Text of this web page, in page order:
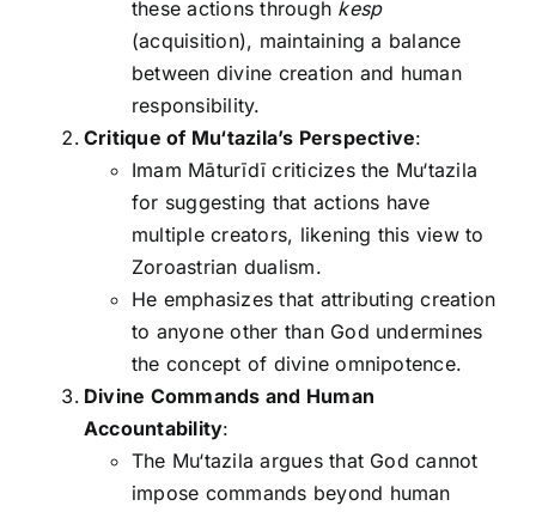
these actions through kesp
(acquisition), maintaining a balance
between divine creation and human
responsibility.
Critique of Mu‘tazila’s Perspective:
Imam Māturīdī criticizes the Mu‘tazila
for suggesting that actions have
multiple creators, likening this view to
Zoroastrian dualism.
He emphasizes that attributing creation
to anyone other than God undermines
the concept of divine omnipotence.
Divine Commands and Human
Accountability:
The Mu‘tazila argues that God cannot
impose commands beyond human